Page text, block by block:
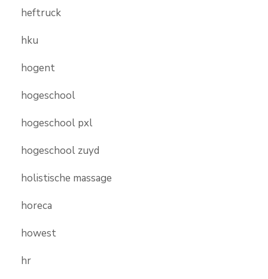
heftruck
hku
hogent
hogeschool
hogeschool pxl
hogeschool zuyd
holistische massage
horeca
howest
hr